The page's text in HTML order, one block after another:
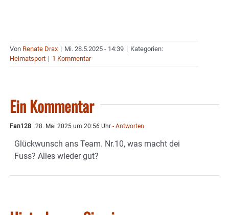
Von Renate Drax | Mi. 28.5.2025 - 14:39 | Kategorien:
Heimatsport | 1 Kommentar
Ein Kommentar
Fan128 28. Mai 2025 um 20:56 Uhr - Antworten
Glückwunsch ans Team. Nr.10, was macht dei
Fuss? Alles wieder gut?